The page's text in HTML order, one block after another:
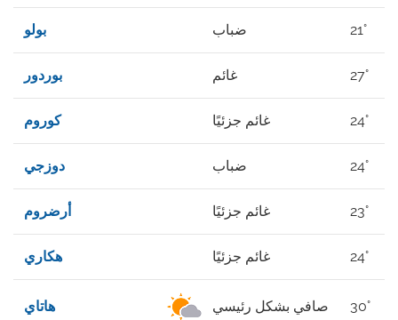
بولو ضباب 21°
بوردور غائم 27°
كوروم غائم جزئيًا 24°
دوزجي ضباب 24°
أرضروم غائم جزئيًا 23°
هكاري غائم جزئيًا 24°
هاتاي صافي بشكل رئيسي 30°